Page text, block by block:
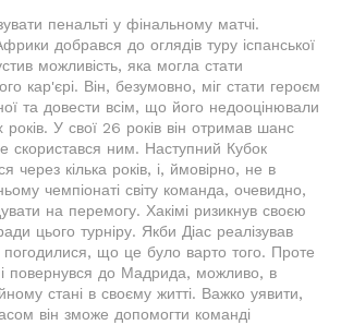
пенальті у фінальному матчі.
добрався до оглядів туру іспанської
можливість, яка могла стати
кар'єрі. Він, безумовно, міг стати героєм
та довести всім, що його недооцінювали
років. У свої 26 років він отримав шанс
скористався ним. Наступний Кубок
через кілька років, і, ймовірно, не в
чемпіонаті світу команда, очевидно,
на перемогу. Хакімі ризикнув своєю
цього турніру. Якби Діас реалізував
погодилися, що це було варто того. Проте
повернувся до Мадрида, можливо, в
стані в своєму житті. Важко уявити,
він зможе допомогти команді